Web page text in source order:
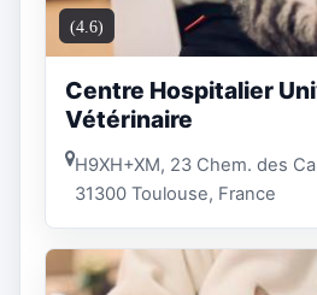
(4.6)
Centre Hospitalier
Vétérinaire
H9XH+XM, 23 Chem. des
31300 Toulouse, France